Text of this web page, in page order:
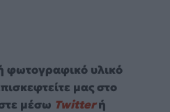
φωτογραφικό υλικό
μας στο
μέσω Twitterή